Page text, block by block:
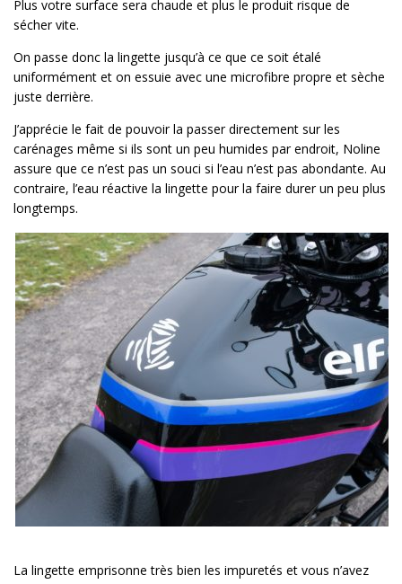
Plus votre surface sera chaude et plus le produit risque de
sécher vite.
On passe donc la lingette jusqu’à ce que ce soit étalé
uniformément et on essuie avec une microfibre propre et sèche
juste derrière.
J’apprécie le fait de pouvoir la passer directement sur les
carénages même si ils sont un peu humides par endroit, Noline
assure que ce n’est pas un souci si l’eau n’est pas abondante. Au
contraire, l’eau réactive la lingette pour la faire durer un peu plus
longtemps.
La lingette emprisonne très bien les impuretés et vous n’avez